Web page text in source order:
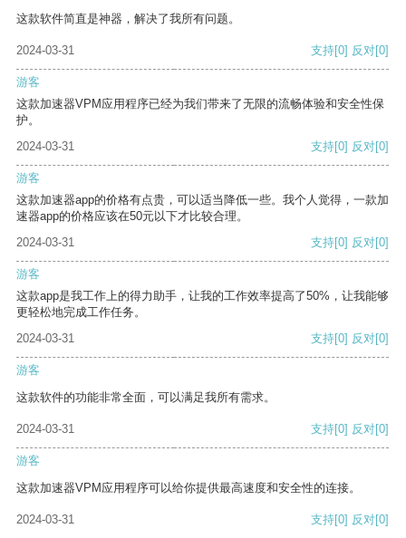
这款软件简直是神器，解决了我所有问题。
2024-03-31 支持[0] 反对[0]
游客
这款加速器VPM应用程序已经为我们带来了无限的流畅体验和安全性保
护。
2024-03-31
支持[0] 反对[0]
游客
这款加速器app的价格有点贵，可以适当降低一些。我个人觉得，一款加
速器app的价格应该在50元以下才比较合理。
2024-03-31
支持[0] 反对[0]
游客
这款app是我工作上的得力助手，让我的工作效率提高了50%，让我能够
更轻松地完成工作任务。
2024-03-31
支持[0] 反对[0]
游客
这款软件的功能非常全面，可以满足我所有需求。
2024-03-31 支持[0] 反对[0]
游客
这款加速器VPM应用程序可以给你提供最高速度和安全性的连接。
2024-03-31 支持[0] 反对[0]